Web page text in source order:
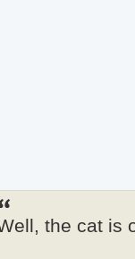
the cat is